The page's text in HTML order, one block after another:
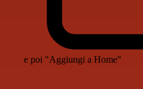
e poi "Aggiungi a Home"